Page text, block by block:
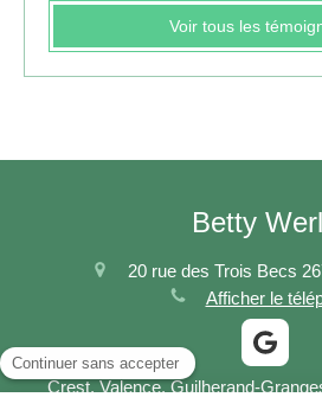
Voir tous les
Betty
20 rue des Trois Becs
Afficher le
Crest, Valence, Guilherand-